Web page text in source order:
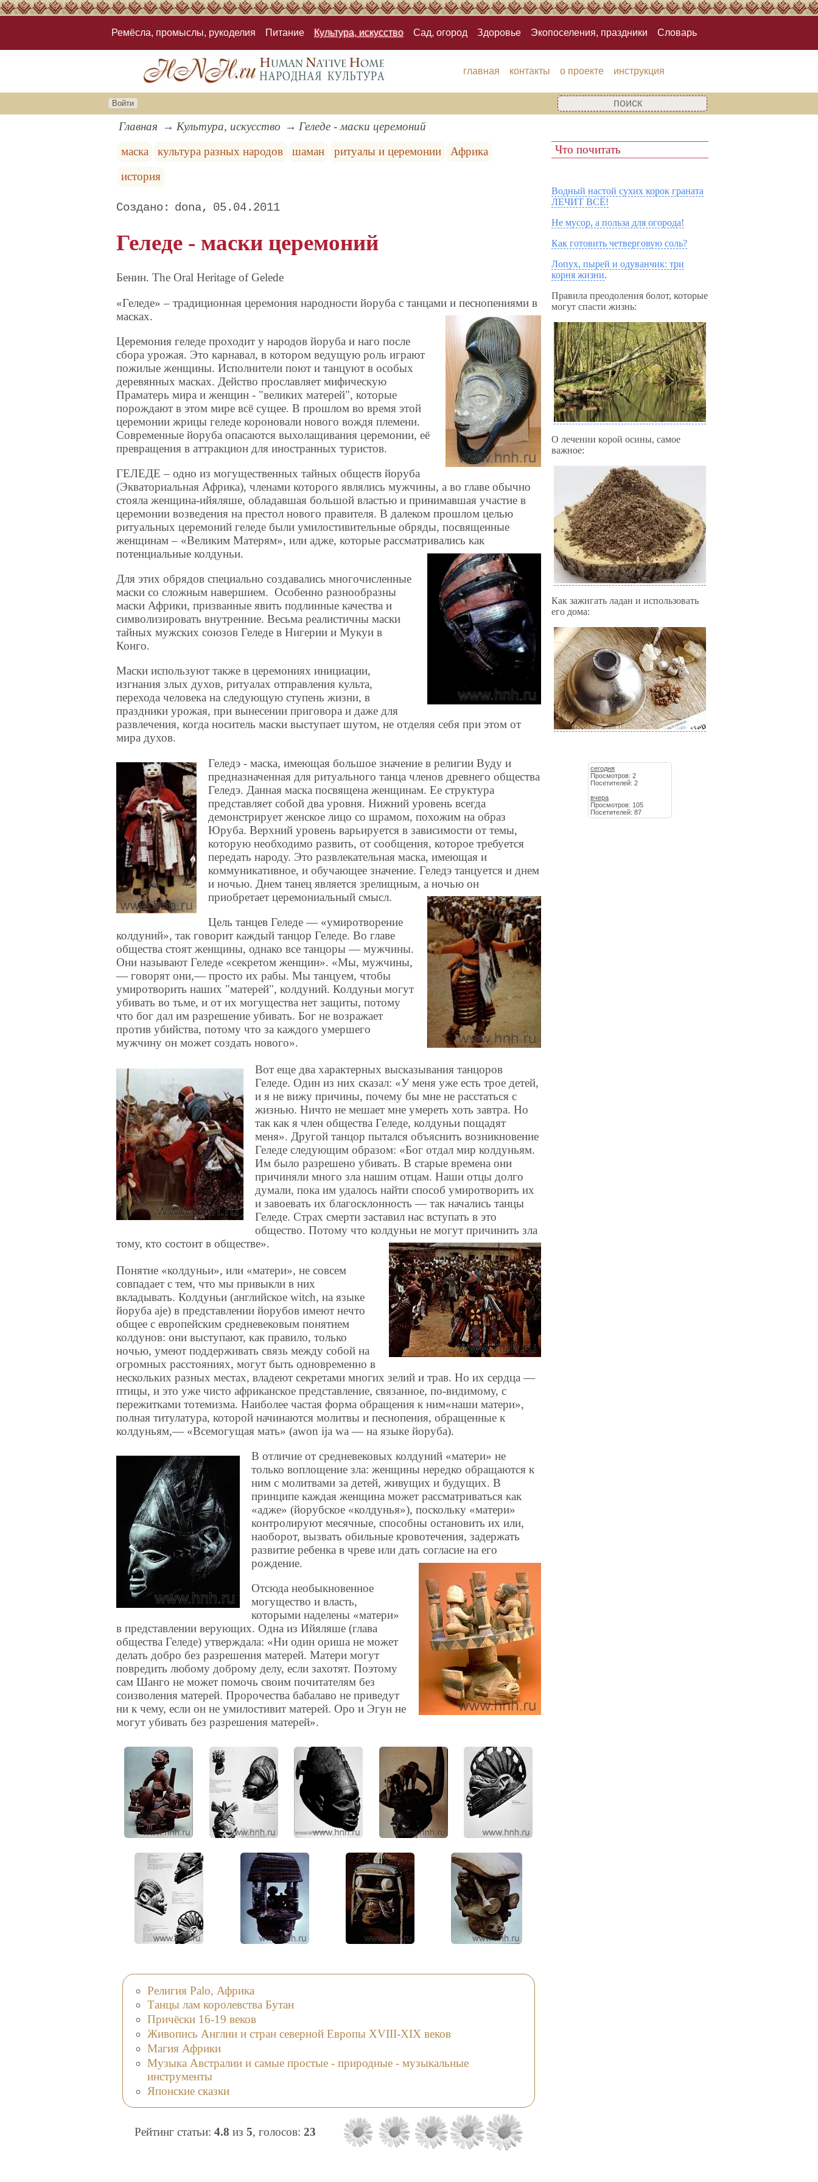
Ремёсла, промыслы, рукоделия Питание Культура, искусство Сад, огород Здоровье Экопоселения, праздники Словарь
главная контакты о проекте инструкция
Войти
Главная Культура, искусство
Геледе - маски церемоний
маска
культура разных народов шаман ритуалы и церемонии
Африка
история
dona 05.04.2011
Геледе - маски церемоний
Бенин. The Oral Heritage of Gelede
«Геледе» – традиционная церемония народности йоруба с танцами и песнопениями в
масках.
Церемония геледе проходит у народов йоруба и наго после
сбора урожая. Это карнавал, в котором ведущую роль играют
пожилые женщины. Исполнители поют и танцуют в особых
деревянных масках. Действо прославляет мифическую
Праматерь мира и женщин - "великих матерей", которые
порождают в этом мире всё сущее. В прошлом во время этой
церемонии жрицы геледе короновали нового вождя племени.
Современные йоруба опасаются выхолащивания церемонии, её
превращения в аттракцион для иностранных туристов.
ГЕЛЕДЕ – одно из могущественных тайных обществ йоруба
(Экваториальная Африка), членами которого являлись мужчины, а во главе обычно
стояла женщина-ийяляше, обладавшая большой властью и принимавшая участие в
церемонии возведения на престол нового правителя. В далеком прошлом целью
ритуальных церемоний геледе были умилостивительные обряды, посвященные
женщинам – «Великим Матерям», или адже, которые рассматривались как
потенциальные колдуньи.
Для этих обрядов специально создавались многочисленные
маски со сложным навершием. Особенно разнообразны
маски Африки, призванные явить подлинные качества и
символизировать внутренние. Весьма реалистичны маски
тайных мужских союзов Геледе в Нигерии и Мукуи в
Конго.
Маски используют также в церемониях инициации,
изгнания злых духов, ритуалах отправления культа,
перехода человека на следующую ступень жизни, в
праздники урожая, при вынесении приговора и даже для
развлечения, когда носитель маски выступает шутом, не отделяя себя при этом от
мира духов.
Геледэ - маска, имеющая большое значение в религии Вуду и
предназначенная для ритуального танца членов древнего общества
Геледэ. Данная маска посвящена женщинам. Ее структура
представляет собой два уровня. Нижний уровень всегда
демонстрирует женское лицо со шрамом, похожим на образ
Юруба. Верхний уровень варьируется в зависимости от темы,
которую необходимо развить, от сообщения, которое требуется
передать народу. Это развлекательная маска, имеющая и
коммуникативное, и обучающее значение. Геледэ танцуется и днем
и ночью. Днем танец является зрелищным, а ночью он
приобретает церемониальный смысл.
Цель танцев Геледе — «умиротворение
колдуний», так говорит каждый танцор Геледе. Во главе
общества стоят женщины, однако все танцоры — мужчины.
Они называют Геледе «секретом женщин». «Мы, мужчины,
— говорят они,— просто их рабы. Мы танцуем, чтобы
умиротворить наших "матерей", колдуний. Колдуньи могут
убивать во тьме, и от их могущества нет защиты, потому
что бог дал им разрешение убивать. Бог не возражает
против убийства, потому что за каждого умершего
мужчину он может создать нового».
Вот еще два характерных высказывания танцоров
Геледе. Один из них сказал: «У меня уже есть трое детей,
и я не вижу причины, почему бы мне не расстаться с
жизнью. Ничто не мешает мне умереть хоть завтра. Но
так как я член общества Геледе, колдуньи пощадят
меня». Другой танцор пытался объяснить возникновение
Геледе следующим образом: «Бог отдал мир колдуньям.
Им было разрешено убивать. В старые времена они
причиняли много зла нашим отцам. Наши отцы долго
думали, пока им удалось найти способ умиротворить их
и завоевать их благосклонность — так начались танцы
Геледе. Страх смерти заставил нас вступать в это
общество. Потому что колдуньи не могут причинить зла
тому, кто состоит в обществе».
Понятие «колдуньи», или «матери», не совсем
совпадает с тем, что мы привыкли в них
вкладывать. Колдуньи (английское witch, на языке
йоруба aje) в представлении йорубов имеют нечто
общее с европейским средневековым понятием
колдунов: они выступают, как правило, только
ночью, умеют поддерживать связь между собой на
огромных расстояниях, могут быть одновременно в
нескольких разных местах, владеют секретами многих зелий и трав. Но их сердца —
птицы, и это уже чисто африканское представление, связанное, по-видимому, с
пережитками тотемизма. Наиболее частая форма обращения к ним«наши матери»,
полная титулатура, которой начинаются молитвы и песнопения, обращенные к
колдуньям,— «Всемогущая мать» (awon ija wa — на языке йоруба).
В отличие от средневековых колдуний «матери» не
только воплощение зла: женщины нередко обращаются к
ним с молитвами за детей, живущих и будущих. В
принципе каждая женщина может рассматриваться как
«адже» (йорубское «колдунья»), поскольку «матери»
контролируют месячные, способны остановить их или,
наоборот, вызвать обильные кровотечения, задержать
развитие ребенка в чреве или дать согласие на его
рождение.
Отсюда необыкновенное
могущество и власть,
которыми наделены «матери»
в представлении верующих. Одна из Ийяляше (глава
общества Геледе) утверждала: «Ни один ориша не может
делать добро без разрешения матерей. Матери могут
повредить любому доброму делу, если захотят. Поэтому
сам Шанго не может помочь своим почитателям без
соизволения матерей. Пророчества бабалаво не приведут
ни к чему, если он не умилостивит матерей. Оро и Эгун не
могут убивать без разрешения матерей».
Религия Palo, Африка
Танцы лам королевства Бутан
Причёски 16-19 веков
Живопись Англии и стран северной Европы XVIII-XIX веков
Магия Африки
Музыка Австралии и самые простые - природные - музыкальные
инструменты
Японские сказки
Рейтинг статьи: 4.8 из 5, голосов: 23
Что почитать
Водный настой сухих корок граната
ЛЕЧИТ ВСЁ!
Не мусор, а польза для огорода!
Как готовить четверговую соль?
Лопух, пырей и одуванчик: три
корня жизни.
Правила преодоления болот, которые
могут спасти жизнь:
О лечении корой осины, самое
важное:
Как зажигать ладан и использовать
его дома:
сегодня
Просмотров: 2
Посетителей: 2
вчера
Просмотров: 105
Посетителей: 87